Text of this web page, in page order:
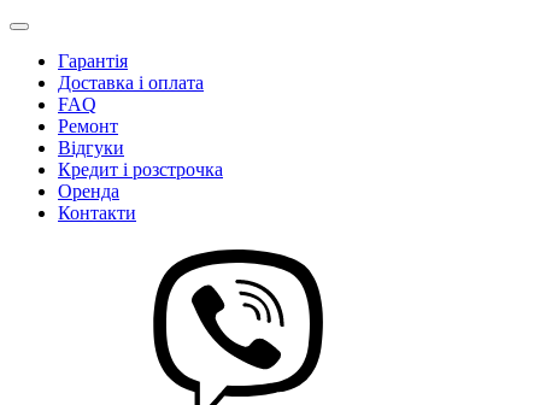
Гарантія
Доставка і оплата
FAQ
Ремонт
Відгуки
Кредит і розстрочка
Оренда
Контакти